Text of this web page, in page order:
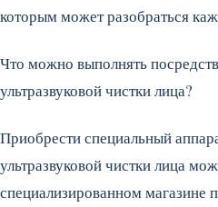
которым может разобраться
Что можно выполнять
ультразвуковой чистки лица?
Приобрести специальный
ультразвуковой чистки лица
специализированном магазине